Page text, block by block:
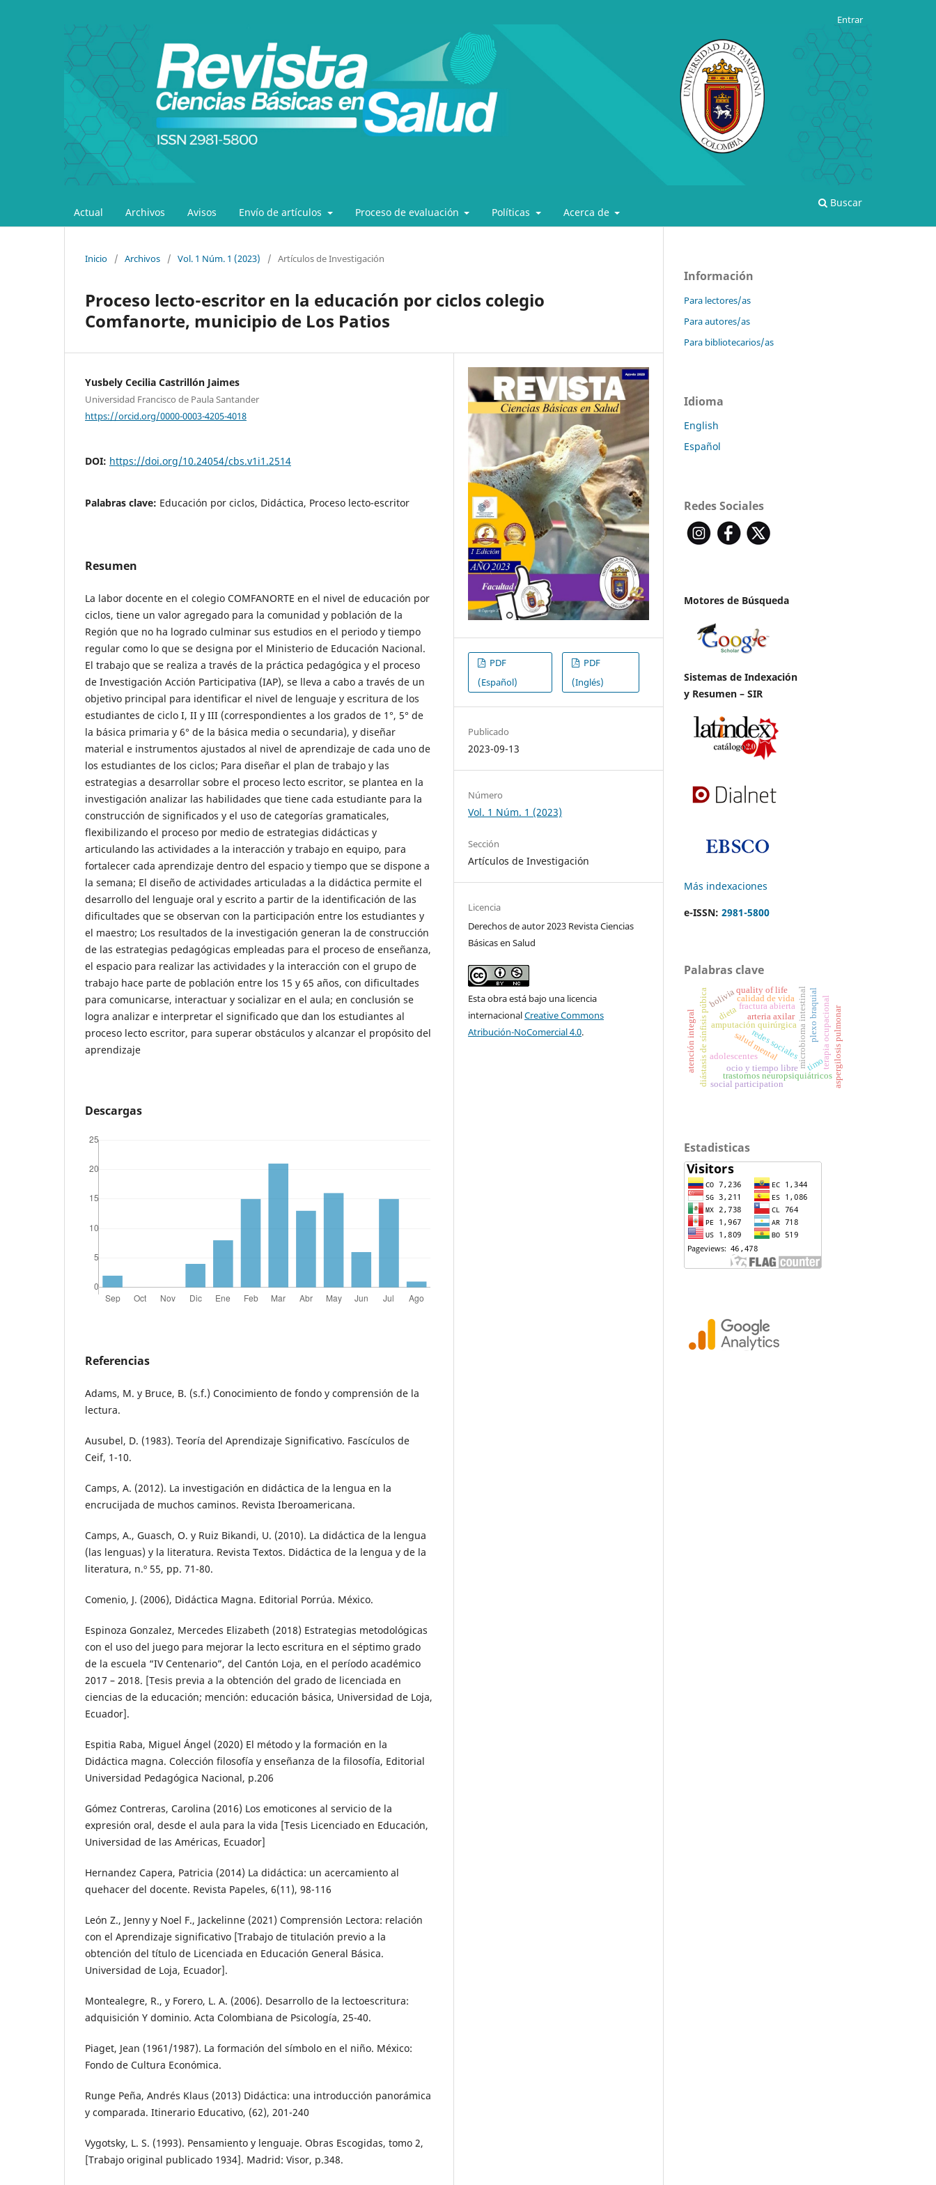
Actual Archivos Avisos Envío de artículos Proceso de evaluación Políticas Acerca de
Buscar
Entrar
Inicio / Archivos / Vol. 1 Núm. 1 (2023) / Artículos de Investigación
Proceso lecto-escritor en la educación por ciclos colegio
Comfanorte, municipio de Los Patios
Yusbely Cecilia Castrillón Jaimes
Universidad Francisco de Paula Santander
https://orcid.org/0000-0003-4205-4018
DOI: https://doi.org/10.24054/cbs.v1i1.2514
Palabras clave: Educación por ciclos, Didáctica, Proceso lecto-escritor
Resumen
La labor docente en el colegio COMFANORTE en el nivel de educación por
ciclos, tiene un valor agregado para la comunidad y población de la
Región que no ha logrado culminar sus estudios en el periodo y tiempo
regular como lo que se designa por el Ministerio de Educación Nacional.
El trabajo que se realiza a través de la práctica pedagógica y el proceso
de Investigación Acción Participativa (IAP), se lleva a cabo a través de un
objetivo principal para identificar el nivel de lenguaje y escritura de los
estudiantes de ciclo I, II y III (correspondientes a los grados de 1°, 5° de
la básica primaria y 6° de la básica media o secundaria), y diseñar
material e instrumentos ajustados al nivel de aprendizaje de cada uno de
los estudiantes de los ciclos; Para diseñar el plan de trabajo y las
estrategias a desarrollar sobre el proceso lecto escritor, se plantea en la
investigación analizar las habilidades que tiene cada estudiante para la
construcción de significados y el uso de categorías gramaticales,
flexibilizando el proceso por medio de estrategias didácticas y
articulando las actividades a la interacción y trabajo en equipo, para
fortalecer cada aprendizaje dentro del espacio y tiempo que se dispone a
la semana; El diseño de actividades articuladas a la didáctica permite el
desarrollo del lenguaje oral y escrito a partir de la identificación de las
dificultades que se observan con la participación entre los estudiantes y
el maestro; Los resultados de la investigación generan la de construcción
de las estrategias pedagógicas empleadas para el proceso de enseñanza,
el espacio para realizar las actividades y la interacción con el grupo de
trabajo hace parte de población entre los 15 y 65 años, con dificultades
para comunicarse, interactuar y socializar en el aula; en conclusión se
logra analizar e interpretar el significado que dan los estudiantes al
proceso lecto escritor, para superar obstáculos y alcanzar el propósito del
aprendizaje
Descargas
Referencias
Adams, M. y Bruce, B. (s.f.) Conocimiento de fondo y comprensión de la
lectura.
Ausubel, D. (1983). Teoría del Aprendizaje Significativo. Fascículos de
Ceif, 1-10.
Camps, A. (2012). La investigación en didáctica de la lengua en la
encrucijada de muchos caminos. Revista Iberoamericana.
Camps, A., Guasch, O. y Ruiz Bikandi, U. (2010). La didáctica de la lengua
(las lenguas) y la literatura. Revista Textos. Didáctica de la lengua y de la
literatura, n.º 55, pp. 71-80.
Comenio, J. (2006), Didáctica Magna. Editorial Porrúa. México.
Espinoza Gonzalez, Mercedes Elizabeth (2018) Estrategias metodológicas
con el uso del juego para mejorar la lecto escritura en el séptimo grado
de la escuela “IV Centenario”, del Cantón Loja, en el período académico
2017 – 2018. [Tesis previa a la obtención del grado de licenciada en
ciencias de la educación; mención: educación básica, Universidad de Loja,
Ecuador].
Espitia Raba, Miguel Ángel (2020) El método y la formación en la
Didáctica magna. Colección filosofía y enseñanza de la filosofía, Editorial
Universidad Pedagógica Nacional, p.206
Gómez Contreras, Carolina (2016) Los emoticones al servicio de la
expresión oral, desde el aula para la vida [Tesis Licenciado en Educación,
Universidad de las Américas, Ecuador]
Hernandez Capera, Patricia (2014) La didáctica: un acercamiento al
quehacer del docente. Revista Papeles, 6(11), 98-116
León Z., Jenny y Noel F., Jackelinne (2021) Comprensión Lectora: relación
con el Aprendizaje significativo [Trabajo de titulación previo a la
obtención del título de Licenciada en Educación General Básica.
Universidad de Loja, Ecuador].
Montealegre, R., y Forero, L. A. (2006). Desarrollo de la lectoescritura:
adquisición Y dominio. Acta Colombiana de Psicología, 25-40.
Piaget, Jean (1961/1987). La formación del símbolo en el niño. México:
Fondo de Cultura Económica.
Runge Peña, Andrés Klaus (2013) Didáctica: una introducción panorámica
y comparada. Itinerario Educativo, (62), 201-240
Vygotsky, L. S. (1993). Pensamiento y lenguaje. Obras Escogidas, tomo 2,
[Trabajo original publicado 1934]. Madrid: Visor, p.348.
PDF
(Español)
PDF
(Inglés)
Publicado
2023-09-13
Número
Vol. 1 Núm. 1 (2023)
Sección
Artículos de Investigación
Licencia
Derechos de autor 2023 Revista Ciencias
Básicas en Salud
Esta obra está bajo una licencia
internacionalCreative Commons
Atribución-NoComercial 4.0.
Información
Para lectores/as
Para autores/as
Para bibliotecarios/as
Idioma
English
Español
Redes Sociales
Motores de Búsqueda
Sistemas de Indexación
y Resumen – SIR
Más indexaciones
e-ISSN: 2981-5800
Palabras clave
microbioma intestinal
trastornos neuropsiquiátricos
dieta
salud mental
amputación quirúrgica plexo braquial
arteria axilar
diástasis de sínfisis púbica fractura abierta terapia ocupacional
atención integral
calidad de vida
ocio y tiempo libre
redes sociales
adolescentes aspergilosis pulmonar
bolivia
timo
social participation
quality of life
Estadisticas